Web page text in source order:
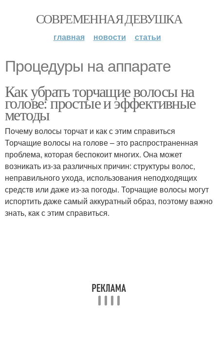
СОВРЕМЕННАЯ ДЕВУШКА
главная новости статьи
Процедуры на аппарате
Как убрать торчащие волосы на
голове: простые и эффективные
методы
Почему волосы торчат и как с этим справиться
Торчащие волосы на голове – это распространенная
проблема, которая беспокоит многих. Она может
возникать из-за различных причин: структуры волос,
неправильного ухода, использования неподходящих
средств или даже из-за погоды. Торчащие волосы могут
испортить даже самый аккуратный образ, поэтому важно
знать, как с этим справиться.